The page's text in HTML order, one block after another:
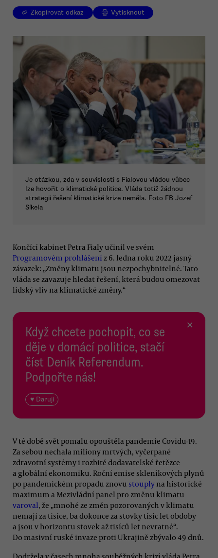
Zkopírovat odkaz Vytisknout
Je otázkou, zda v souvislosti s Fialovou vládou vůbec
lze hovořit o klimatické politice. Vláda totiž žádnou
strategii řešení klimatické krize neměla. Foto FB Jozef
Síkela
Končící kabinet Petra Fialy učinil ve svém
Programovém prohlášení z 6. ledna roku 2022 jasný
závazek: „Změny klimatu jsou nezpochybnitelné. Tato
vláda se zavazuje hledat řešení, která budou omezovat
lidský vliv na klimatické změny.“
Když chcete pochopit, co se
děje v domácí politice, stačí
číst Deník Referendum.
Podpořte nás!
♥ Daruji
×
V té době svět pomalu opouštěla pandemie Covidu-19.
Za sebou nechala miliony mrtvých, vyčerpané
zdravotní systémy i rozbité dodavatelské řetězce
a globální ekonomiku. Roční emise skleníkových plynů
po pandemickém propadu znovu stouply na historické
maximum a Mezivládní panel pro změnu klimatu
varoval, že „mnohé ze změn pozorovaných v klimatu
nemají za tisíce, ba dokonce za stovky tisíc let obdoby
a jsou v horizontu stovek až tisíců let nevratné“.
Do masivní ruské invaze proti Ukrajině zbývalo 49 dnů.
Dodržela v časech mnoha souběžných krizí vláda Petra